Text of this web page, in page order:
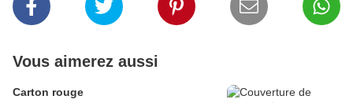
Vous aimerez aussi
Carton rouge